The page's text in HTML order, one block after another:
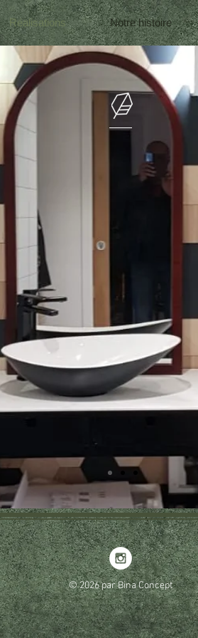
Réalisations Notre histoire
© 2026 par Bina Concept